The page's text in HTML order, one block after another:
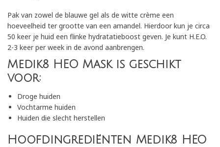
Pak van zowel de blauwe gel als de witte crème een
hoeveelheid ter grootte van een amandel. Hierdoor kun je circa
50 keer je huid een flinke hydratatieboost geven. Je kunt H.E.O.
2-3 keer per week in de avond aanbrengen.
Medik8 HEO Mask is geschikt
voor:
Droge huiden
Vochtarme huiden
Huiden die slecht herstellen
Hoofdingrediënten Medik8 HEO